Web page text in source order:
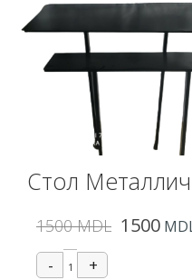
Стол
1500 MDL 1500